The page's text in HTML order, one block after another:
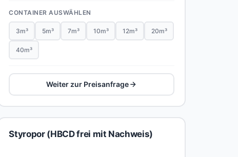
CONTAINER AUSWÄHLEN
3m³ 5m³ 7m³ 10m³ 12m³ 20m³
40m³
Weiter zur Preisanfrage
Styropor (HBCD frei mit Nachweis)